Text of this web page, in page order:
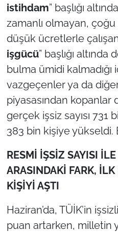
istihdam” başlığı
zamanlı olmayan,
düşük ücretlerle
işgücü” başlığı
bulma ümidi kalmadığı
vazgeçenler ya da
piyasasından kopanlar
gerçek işsiz sayısı 731
383 bin kişiye yükseldi.
RESMİ İŞSİZ SAYISI
ARASINDAKİ FARK,
KİŞİYİ AŞTI
Haziran’da, TÜİK’in
puan artarken, milletin